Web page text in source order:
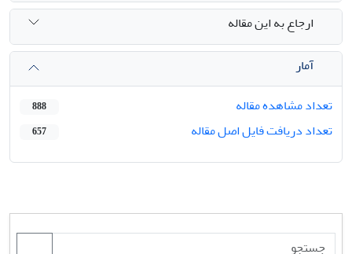
ارجاع به این مقاله
آمار
تعداد مشاهده مقاله
888
تعداد دریافت فایل اصل مقاله 657